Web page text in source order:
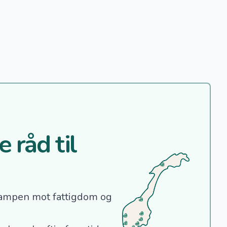
råd til
mot fattigdom og